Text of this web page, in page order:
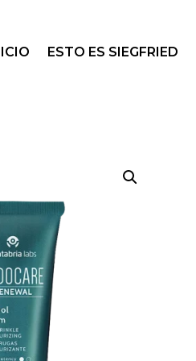
ESTO ES SIEGFRIED